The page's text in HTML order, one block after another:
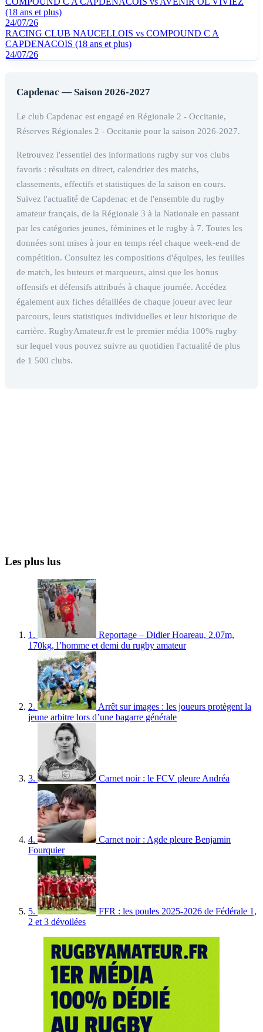
(18 ans et plus)
24/07/26
RACING CLUB NAUCELLOIS vs COMPOUND C A
CAPDENACOIS (18 ans et plus)
24/07/26
Capdenac — Saison 2026-2027
Le club Capdenac est engagé en Régionale 2 - Occitanie,
Réserves Régionales 2 - Occitanie pour la saison 2026-2027.
Retrouvez l'essentiel des informations rugby sur vos clubs
favoris : résultats en direct, calendrier des matchs,
classements, effectifs et statistiques de la saison en cours.
Suivez l'actualité de Capdenac et de l'ensemble du rugby
amateur français, de la Régionale 3 à la Nationale en passant
par les catégories jeunes, féminines et le rugby à 7. Toutes les
données sont mises à jour en temps réel chaque week-end de
compétition. Consultez les compositions d'équipes, les feuilles
de match, les buteurs et marqueurs, ainsi que les bonus
offensifs et défensifs attribués à chaque journée. Accédez
également aux fiches détaillées de chaque joueur avec leur
parcours, leurs statistiques individuelles et leur historique de
carrière. RugbyAmateur.fr est le premier média 100% rugby
sur lequel vous pouvez suivre au quotidien l'actualité de plus
de 1 500 clubs.
Les plus lus
1.
Reportage – Didier Hoareau, 2.07m,
170kg, l’homme et demi du rugby amateur
2.
Arrêt sur images : les joueurs protègent la
jeune arbitre lors d’une bagarre générale
3. Carnet noir : le FCV pleure Andréa
4.
Carnet noir : Agde pleure Benjamin
Fourquier
5.
FFR : les poules 2025-2026 de Fédérale 1,
2 et 3 dévoilées